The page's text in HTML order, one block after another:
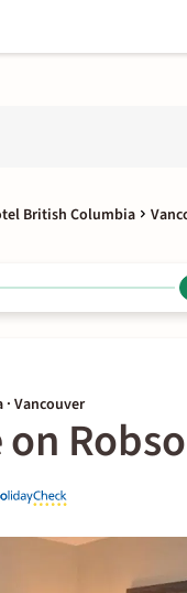
British Columbia
Vancouver